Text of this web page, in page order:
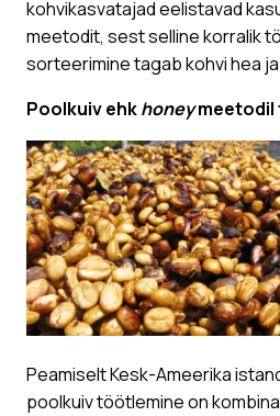
kohvikasvatajad eelistavad
meetodit, sest selline korralik
sorteerimine tagab kohvi hea
Poolkuiv ehkhoneymeetodil
Peamiselt Kesk-Ameerika
poolkuiv töötlemine on